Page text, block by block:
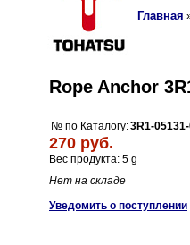
Главная
Rope Anchor
№ по Каталогу:3R1-
270 руб.
Вес продукта: 5 g
Нет на складе
Уведомить о поступлении